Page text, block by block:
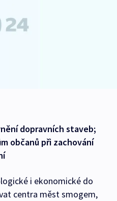
dopravních staveb;
občanů při zachování
i ekonomické do
centra měst smogem,